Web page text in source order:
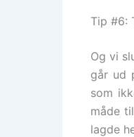
Tip #6:
Og vi
går ud
som
måde
lagde